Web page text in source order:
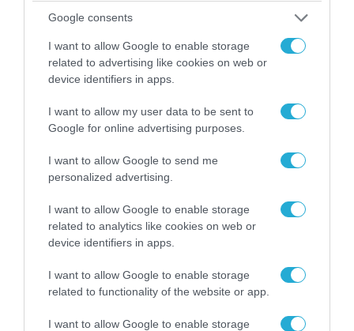
Google consents
I want to allow Google to enable storage
related to advertising like cookies on web or
device identifiers in apps.
I want to allow my user data to be sent to
Google for online advertising purposes.
I want to allow Google to send me
personalized advertising.
I want to allow Google to enable storage
related to analytics like cookies on web or
device identifiers in apps.
I want to allow Google to enable storage
related to functionality of the website or app.
I want to allow Google to enable storage
ΠΟΛΙΤΙΚΗ
«Επιχείρηση ελεύθερα πεζοδρόμια» στην
Αθήνα: Απομακρύνθηκαν παράνομα
αντικείμενα από κοινόχρηστους χώρους